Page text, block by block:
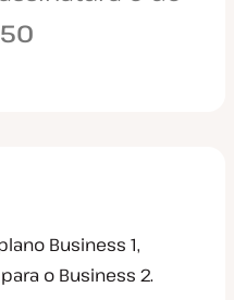
Business 1,
o Business 2.